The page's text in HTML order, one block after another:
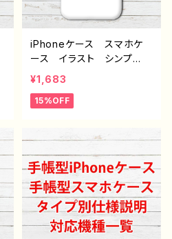
レーター クリエイター
絵師 オリジナル デザイ
ン グッズ タイトル：ダチ
ョウくんはパイロット J1-9
iPhoneケース スマホケ
ース イラスト シンプ
ル 安い おしゃれ ゆる
かわ 可愛い 動物 白
メンズ レディース 女
すすめ 人気 クリエイタ
ー iPhone15/14/13/12/11
AQUOS sense 4 5 6
Xperia Googlepixel
Galaxy Android アンド
ロイド ケース ノンブラン
¥1,683
15%OFF